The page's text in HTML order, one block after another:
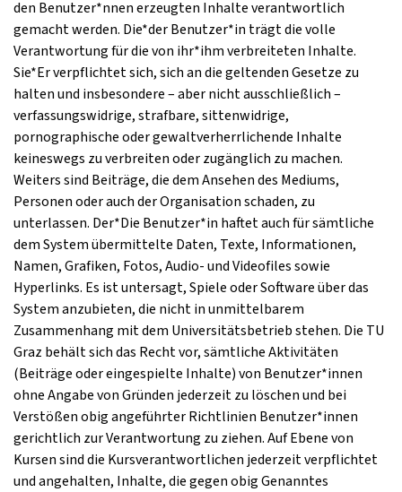
den Benutzer*nnen erzeugten Inhalte verantwortlich
gemacht werden. Die*der Benutzer*in trägt die volle
Verantwortung für die von ihr*ihm verbreiteten Inhalte.
Sie*Er verpflichtet sich, sich an die geltenden Gesetze zu
halten und insbesondere – aber nicht ausschließlich –
verfassungswidrige, strafbare, sittenwidrige,
pornographische oder gewaltverherrlichende Inhalte
keineswegs zu verbreiten oder zugänglich zu machen.
Weiters sind Beiträge, die dem Ansehen des Mediums,
Personen oder auch der Organisation schaden, zu
unterlassen. Der*Die Benutzer*in haftet auch für sämtliche
dem System übermittelte Daten, Texte, Informationen,
Namen, Grafiken, Fotos, Audio- und Videofiles sowie
Hyperlinks. Es ist untersagt, Spiele oder Software über das
System anzubieten, die nicht in unmittelbarem
Zusammenhang mit dem Universitätsbetrieb stehen. Die TU
Graz behält sich das Recht vor, sämtliche Aktivitäten
(Beiträge oder eingespielte Inhalte) von Benutzer*innen
ohne Angabe von Gründen jederzeit zu löschen und bei
Verstößen obig angeführter Richtlinien Benutzer*innen
gerichtlich zur Verantwortung zu ziehen. Auf Ebene von
Kursen sind die Kursverantwortlichen jederzeit verpflichtet
und angehalten, Inhalte, die gegen obig Genanntes